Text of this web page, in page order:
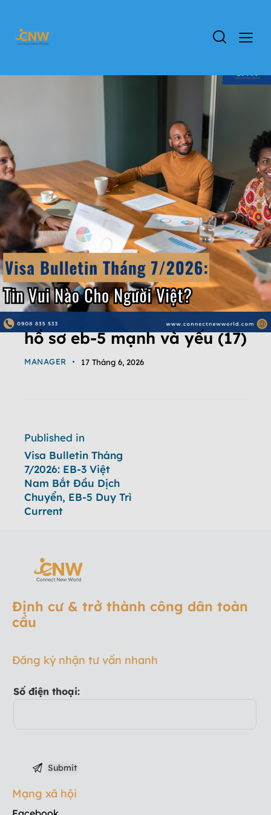
hồ sơ eb-5 mạnh và yếu (17)
MANAGER 17 Tháng 6, 2026
Published in
Visa Bulletin Tháng
7/2026: EB-3 Việt
Nam Bắt Đầu Dịch
Chuyển, EB-5 Duy Trì
Current
Định cư & trở thành công dân toàn
cầu
Đăng ký nhận tư vấn nhanh
Số điện thoại:
Mạng xã hội